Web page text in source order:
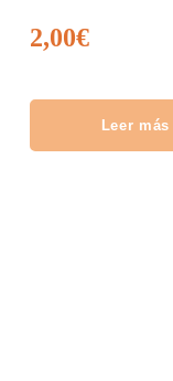
2,00€
Leer más